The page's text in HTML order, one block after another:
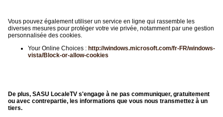
Vous pouvez également utiliser un service en ligne qui rassemble les
diverses mesures pour protéger votre vie privée, notamment par une gestion
personnalisée des cookies.
Your Online Choices : http://windows.microsoft.com/fr-FR/windows-
vista/Block-or-allow-cookies
De plus, SASU LocaleTV s'engage à ne pas communiquer, gratuitement
ou avec contrepartie, les informations que vous nous transmettez à un
tiers.